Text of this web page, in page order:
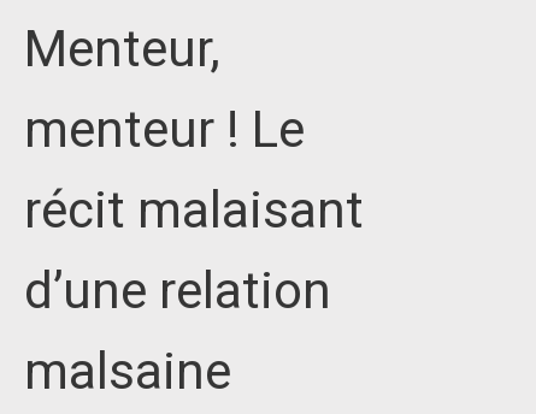
Menteur,
menteur ! Le
récit malaisant
d’une relation
malsaine